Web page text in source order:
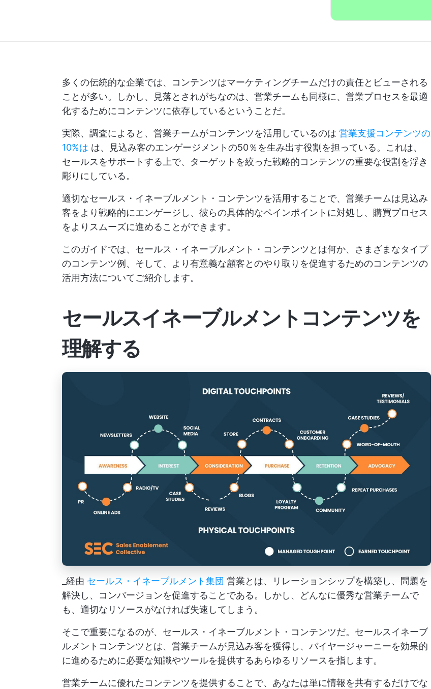
多くの伝統的な企業では、コンテンツはマーケティングチームだけの責任とビューされる
ことが多い。しかし、見落とされがちなのは、営業チームも同様に、営業プロセスを最適
化するためにコンテンツに依存しているということだ。
実際、調査によると、営業チームがコンテンツを活用しているのは 営業支援コンテンツの
10%は は、見込み客のエンゲージメントの50％を生み出す役割を担っている。これは、
セールスをサポートする上で、ターゲットを絞った戦略的コンテンツの重要な役割を浮き
彫りにしている。
適切なセールス・イネーブルメント・コンテンツを活用することで、営業チームは見込み
客をより戦略的にエンゲージし、彼らの具体的なペインポイントに対処し、購買プロセス
をよりスムーズに進めることができます。
このガイドでは、セールス・イネーブルメント・コンテンツとは何か、さまざまなタイプ
のコンテンツ例、そして、より有意義な顧客とのやり取りを促進するためのコンテンツの
活用方法についてご紹介します。
セールスイネーブルメントコンテンツを
理解する
_経由 セールス・イネーブルメント集団 営業とは、リレーションシップを構築し、問題を
解決し、コンバージョンを促進することである。しかし、どんなに優秀な営業チームで
も、適切なリソースがなければ失速してしまう。
そこで重要になるのが、セールス・イネーブルメント・コンテンツだ。セールスイネーブ
ルメントコンテンツとは、営業チームが見込み客を獲得し、バイヤージャーニーを効果的
に進めるために必要な知識やツールを提供するあらゆるリソースを指します。
営業チームに優れたコンテンツを提供することで、あなたは単に情報を共有するだけでな